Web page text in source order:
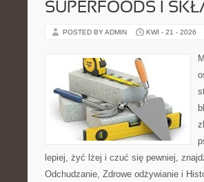
SUPERFOODS I
POSTED BY ADMIN KWI - 21 - 2026
lepiej, żyć lżej i czuć się pewniej,
Odchudzanie, Zdrowe odżywianie i